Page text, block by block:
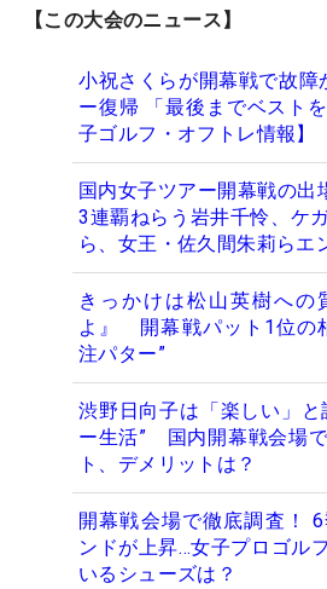
【この大会のニュース】
小祝さくらが開幕戦で故障
ー復帰 「最後までベスト
子ゴルフ・オフトレ情報】
国内女子ツアー開幕戦の
3連覇ねらう岩井千怜、ケ
ら、女王・佐久間朱莉らエ
きっかけは松山英樹への
よ』 開幕戦パット1位の
注パター”
渋野日向子は「楽しい」と
ー生活” 国内開幕戦会場
ト、デメリットは？
開幕戦会場で徹底調査！
ンドが上昇…女子プロゴル
いるシューズは？